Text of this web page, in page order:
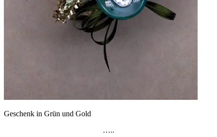
Geschenk in Grün und Gold
…..